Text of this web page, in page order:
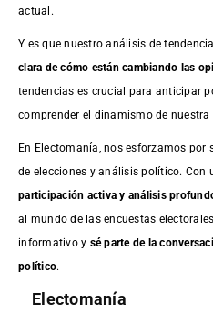
actual.
Y es que nuestro análisis de
clara de cómo están cambiando las
tendencias es crucial para anticipar
comprender el dinamismo de nuestra
En Electomanía, nos esforzamos por
de elecciones y análisis político. Con
participación activa y análisis
al mundo de las encuestas
informativo y sé parte de la
político.
Electomanía